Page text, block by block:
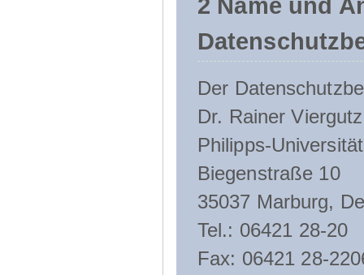
2 Name und
Der
Dr. Rainer Viergutz
Philipps-
Biegenstraße 10
35037 Marburg,
Tel.: 06421 28-20
Fax: 06421 28-